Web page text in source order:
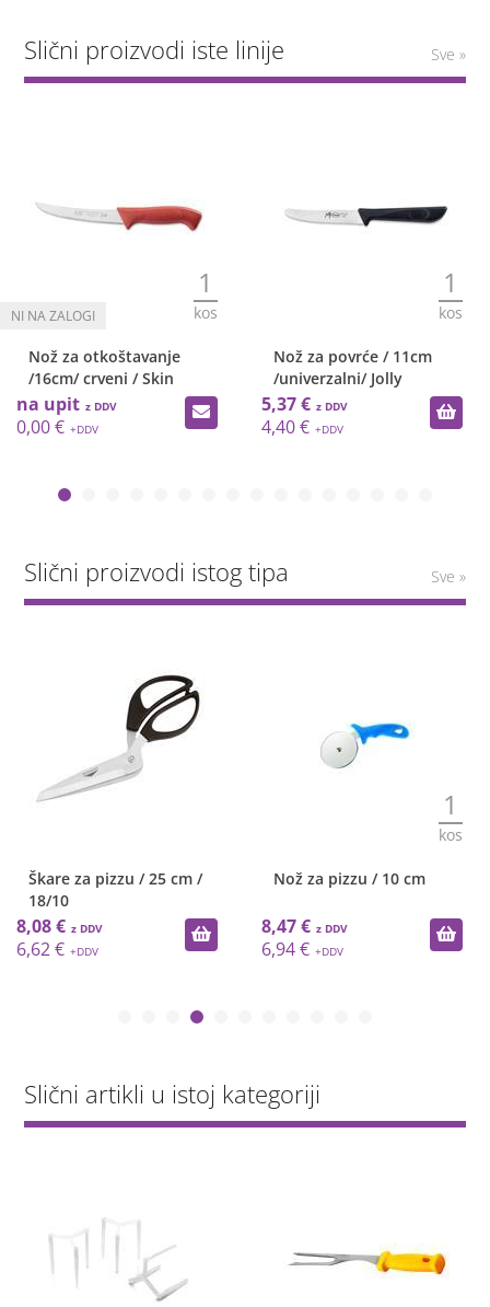
Slični proizvodi iste linije Sve »
1
kos
Nož za otkoštavanje
/16cm/ crveni / Skin
na upit
0,00 €
1
kos
Nož za povrće / 11cm
/univerzalni/ Jolly
5,37 €
4,40 €
Slični proizvodi istog tipa Sve »
Škare za pizzu / 25 cm /
18/10
8,08 €
6,62 €
1
kos
Nož za pizzu / 10 cm
8,47 €
6,94 €
Slični artikli u istoj kategoriji